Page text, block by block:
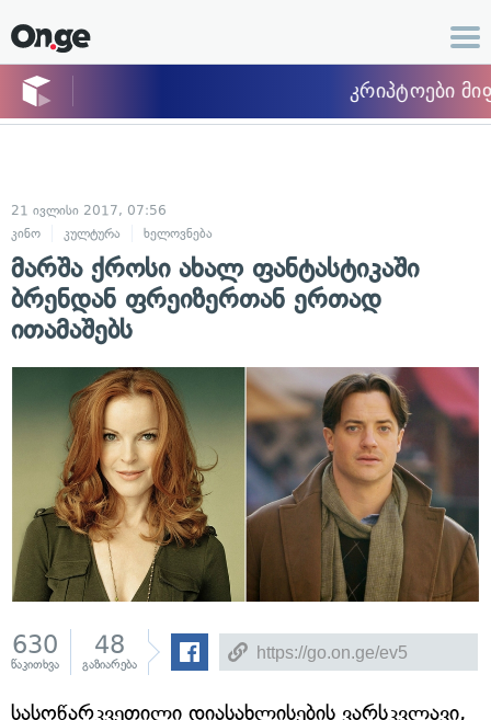
21 ივლისი 2017, 07:56
კინო
კულტურა ხელოვნება
მარშა ქროსი ახალ ფანტასტიკაში
ბრენდან ფრეიზერთან ერთად
ითამაშებს
630
წაკითხვა
48
გაზიარება
სასოწარკვეთილი დიასახლისების ვარსკვლავი,